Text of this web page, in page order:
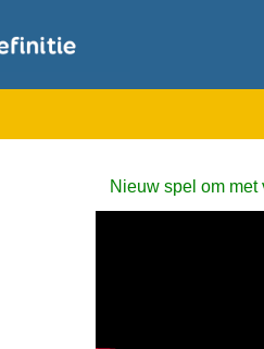
Nieuw spel om met